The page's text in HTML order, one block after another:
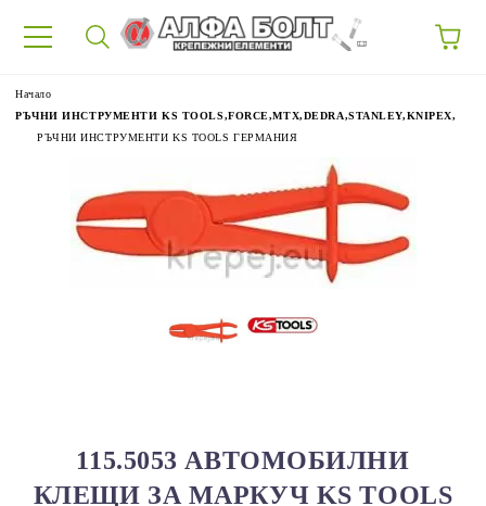
Начало
РЪЧНИ ИНСТРУМЕНТИ KS TOOLS,FORCE,MTX,DEDRA,STANLEY,KNIPEX,
РЪЧНИ ИНСТРУМЕНТИ KS TOOLS ГЕРМАНИЯ
115.5053 АВТОМОБИЛНИ
КЛЕЩИ ЗА МАРКУЧ KS TOOLS